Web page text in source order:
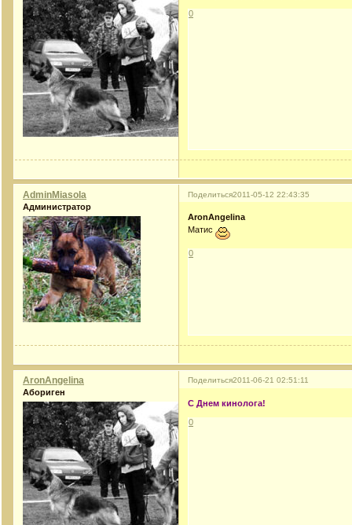
0
Поделиться2011-05-12 22:43:35
AdminMiasola
Администратор
AronAngelina
Матис
0
Поделиться2011-06-21 02:51:11
AronAngelina
Абориген
С Днем кинолога!
0